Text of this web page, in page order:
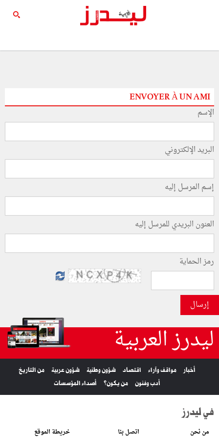
ENVOYER À UN AMI
الإسم
البريد الإلكتروني
إسم المرسل إليه
العنون البريدي للمرسل إليه
رمز الحماية
إرسال
ليدرز العربية
أخبار مواقف وآراء اقتصاد شؤون وطنية شؤون عربية
من التاريخ
أدب وفنون
من يكون؟ أصداء المؤسسات
في ليدرز
من نحن اتصل بنا خريطة الموقع